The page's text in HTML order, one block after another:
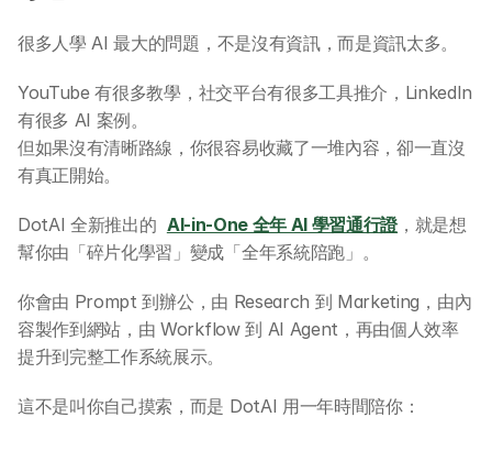
很多人學 AI 最大的問題，不是沒有資訊，而是資訊太多。
YouTube 有很多教學，社交平台有很多工具推介，LinkedIn
有很多 AI 案例。
但如果沒有清晰路線，你很容易收藏了一堆內容，卻一直沒
有真正開始。
DotAI 全新推出的 AI-in-One 全年 AI 學習通行證，就是想
幫你由「碎片化學習」變成「全年系統陪跑」。
你會由 Prompt 到辦公，由 Research 到 Marketing，由內
容製作到網站，由 Workflow 到 AI Agent，再由個人效率
提升到完整工作系統展示。
這不是叫你自己摸索，而是 DotAI 用一年時間陪你：